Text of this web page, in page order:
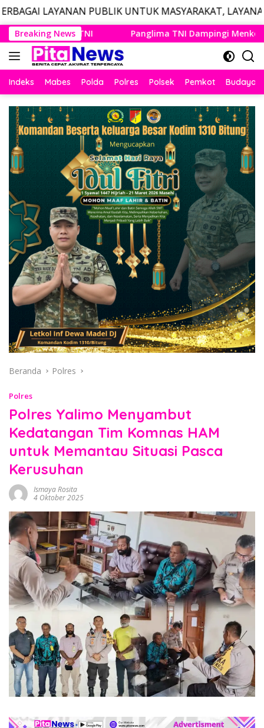
UNTUK MASYARAKAT, LAYANAN DARURAT
Langsung
ke
konten
Breaking News
TNI Dampingi Menko Polkam Sampaikan Imbauan Jaga
Indeks Mabes Polda Polres Polsek Pemkot Budaya
Beranda Polres
Polres
Polres Yalimo Menyambut
Kedatangan Tim Komnas HAM
untuk Memantau Situasi Pasca
Kerusuhan
Ismaya Rosita
4 Oktober 2025